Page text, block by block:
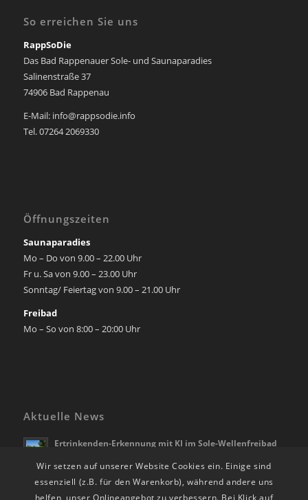
So erreichen Sie uns
RappSoDie
Das Bad Rappenauer Sole- und Saunaparadies
Salinenstraße 37
74906 Bad Rappenau
E-Mail: info@rappsodie.info
Tel. 07264 2069330
Öffnungszeiten
Saunaparadies
Mo – Do von 9.00 – 22.00 Uhr
Fr u. Sa von 9.00 – 23.00 Uhr
Sonntag/ Feiertag von 9.00 – 21.00 Uhr
Freibad
Mo – So von 8:00 – 20:00 Uhr
Aktuelle News
Ertrinkenden-Erkennung mit KI im Sole-Wellenfreibad
21. April 2026 - 10:28
Die Freibadsaison beginnt am 01.05.2026
Wir setzen auf unserer Website Cookies ein. Einige sind
essenziell (z.B. für den Warenkorb), während andere uns
helfen, unser Onlineangebot zu verbessern. Bei Klick auf